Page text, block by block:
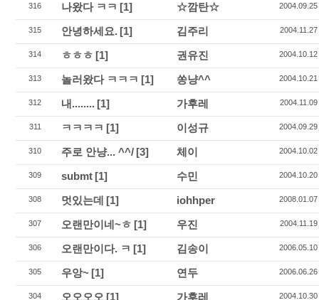
316 나왔다 ㅋㅋ [1] ☆깜탄☆ 2004.09.25
315 안녕하세요. [1] 김주리 2004.11.27
314 ㅎㅎㅎ [1] 권유진 2004.10.12
313 놀러왔다 ㅋㅋㅋ [1] 쏭냥^^ 2004.10.21
312 내........ [1] 가후레 2004.11.09
311 ㅋㅋㅋㅋ [1] 이성규 2004.09.29
310 주로 안냥... ^^/ [3] 체이 2004.10.02
309 submt [1] 수민 2004.10.20
308 멋있는데 [1] iohhper 2008.01.07
307 오랜만이네~ㅎ [1] 우진 2004.11.19
306 오랜만이다. ㅋ [1] 김송이 2006.05.10
305 우앙~ [1] 연두 2006.06.26
304 오오오오 [1] 가후레 2004.10.30